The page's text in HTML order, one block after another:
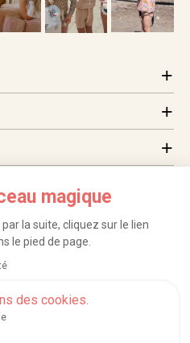
magique
la suite, cliquez sur le lien
le pied de page.
des cookies.
de produits|Protection des données
générales de ventes